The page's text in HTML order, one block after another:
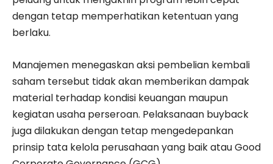
dengan tetap memperhatikan ketentuan yang
berlaku.
Manajemen menegaskan aksi pembelian kembali
saham tersebut tidak akan memberikan dampak
material terhadap kondisi keuangan maupun
kegiatan usaha perseroan. Pelaksanaan buyback
juga dilakukan dengan tetap mengedepankan
prinsip tata kelola perusahaan yang baik atau Good